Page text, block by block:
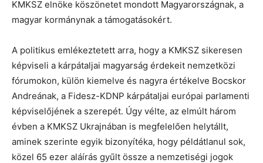
KMKSZ elnöke köszönetet mondott Magyarországnak, a
magyar kormánynak a támogatásokért.
A politikus emlékeztetett arra, hogy a KMKSZ sikeresen
képviseli a kárpátaljai magyarság érdekeit nemzetközi
fórumokon, külön kiemelve és nagyra értékelve Bocskor
Andreának, a Fidesz-KDNP kárpátaljai európai parlamenti
képviselőjének a szerepét. Úgy vélte, az elmúlt három
évben a KMKSZ Ukrajnában is megfelelően helytállt,
aminek szerinte egyik bizonyítéka, hogy példátlanul sok,
közel 65 ezer aláírás gyűlt össze a nemzetiségi jogok